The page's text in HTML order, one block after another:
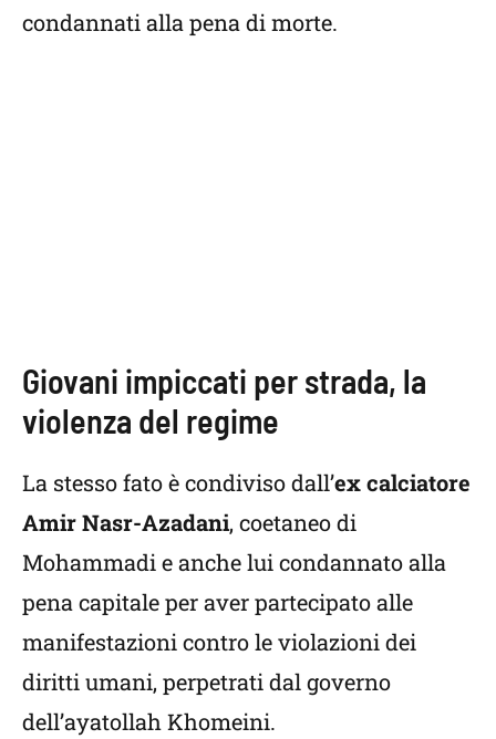
condannati alla pena di morte.
Giovani impiccati per strada, la
violenza del regime
La stesso fato è condiviso dall’ex calciatore
Amir Nasr-Azadani, coetaneo di
Mohammadi e anche lui condannato alla
pena capitale per aver partecipato alle
manifestazioni contro le violazioni dei
diritti umani, perpetrati dal governo
dell’ayatollah Khomeini.